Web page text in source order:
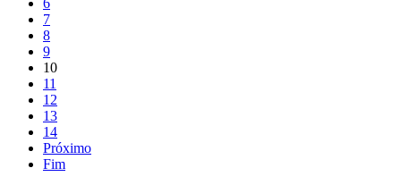
6
7
8
9
10
11
12
13
14
Próximo
Fim